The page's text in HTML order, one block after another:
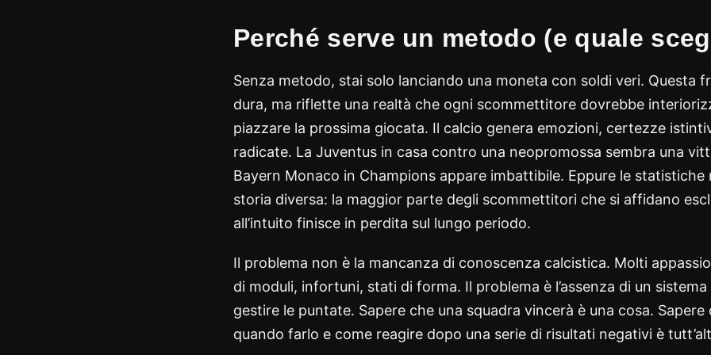
Perché serve un metodo (e quale
Senza metodo, stai solo lanciando una moneta con soldi veri. Questa
dura, ma riflette una realtà che ogni scommettitore dovrebbe
piazzare la prossima giocata. Il calcio genera emozioni, certezze
radicate. La Juventus in casa contro una neopromossa sembra una
Bayern Monaco in Champions appare imbattibile. Eppure le
storia diversa: la maggior parte degli scommettitori che si affidano
all’intuito finisce in perdita sul lungo periodo.
Il problema non è la mancanza di conoscenza calcistica. Molti
di moduli, infortuni, stati di forma. Il problema è l’assenza di un
gestire le puntate. Sapere che una squadra vincerà è una cosa.
quando farlo e come reagire dopo una serie di risultati negativi è